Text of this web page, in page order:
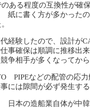
ある程度の互換性が
紙に書く方が多かった
経験したので、設計が
事確保は順調に推移
争相手が多くなってから
PIPEなどの配管の応
は隙間が必ず発生する
日本の造船業自体が中